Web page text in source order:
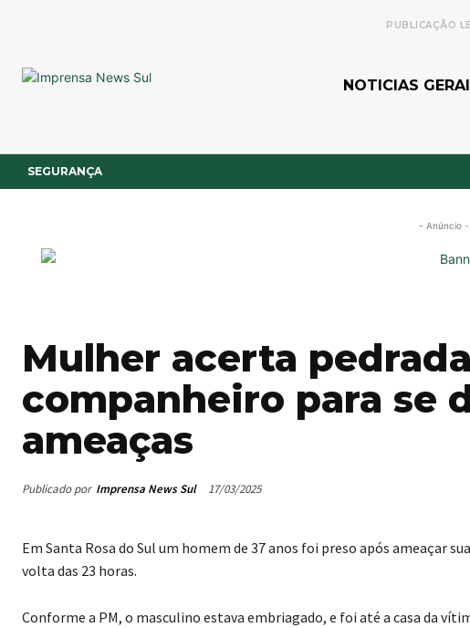
PUBLICAÇÃO
NOTICIAS
SEGURANÇA
- Anúncio -
Mulher acerta
companheiro para se
ameaças
Publicado por Imprensa News Sul 17/03/2025
Em Santa Rosa do Sul um homem de 37 anos foi preso após ameaçar
volta das 23 horas.
Conforme a PM, o masculino estava embriagado, e foi até a casa da